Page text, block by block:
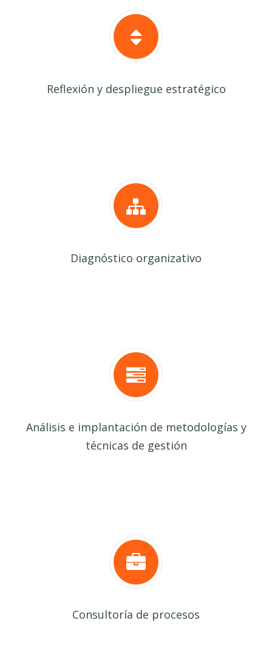
Reflexión y despliegue estratégico
Diagnóstico organizativo
Análisis e implantación de metodologías y
técnicas de gestión
Consultoría de procesos